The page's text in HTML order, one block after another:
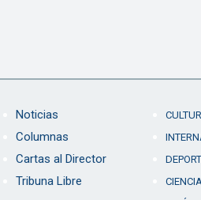
Noticias
Columnas
Cartas al Director
Tribuna Libre